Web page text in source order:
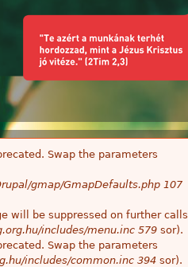
Swap the parameters
gmap/GmapDefaults.php 107
will be suppressed on further calls
includes/menu.inc 579 sor).
Swap the parameters
includes/common.inc 394 sor).